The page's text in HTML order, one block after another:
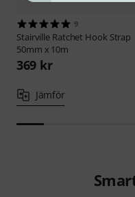
9
Stairville Ratchet Hook Strap
50mm x 10m
369 kr
Jämför